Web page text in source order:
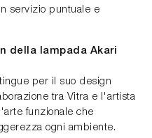
servizio puntuale e
della lampada Akari
per il suo design
tra Vitra e l'artista
funzionale che
ogni ambiente.